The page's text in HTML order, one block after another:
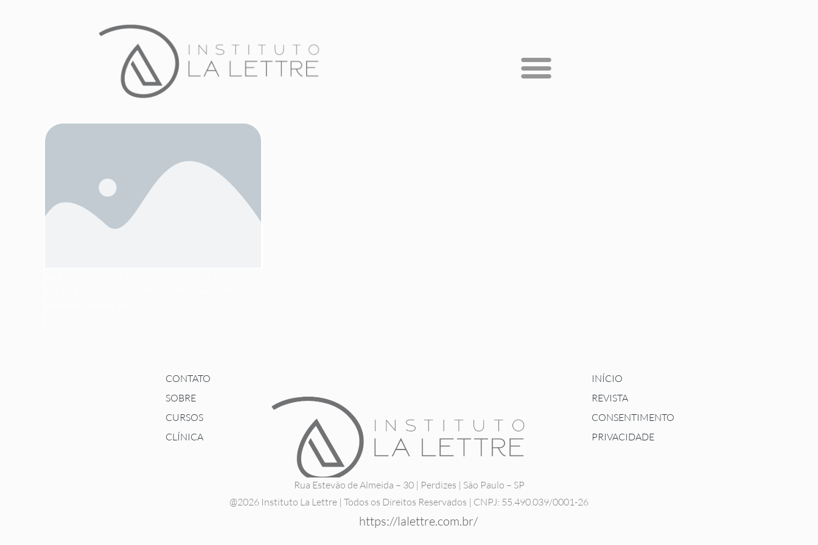
CONTATO
SOBRE
CURSOS
CLÍNICA
INÍCIO
REVISTA
CONSENTIMENTO
PRIVACIDADE
Rua Estevão de Almeida – 30 | Perdizes | São Paulo – SP
@2026 Instituto La Lettre | Todos os Direitos Reservados | CNPJ: 55.490.039/0001-26
https://lalettre.com.br/